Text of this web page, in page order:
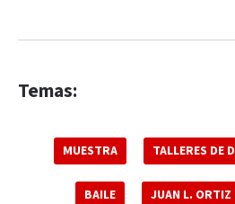
Temas:
MUESTRA TALLERES DE
BAILE JUAN L. ORTIZ